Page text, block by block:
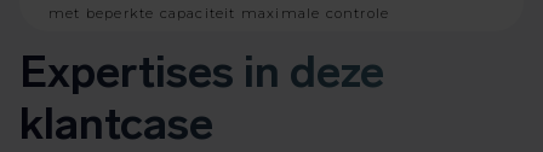
met beperkte capaciteit maximale controle
Expertises in deze
klantcase